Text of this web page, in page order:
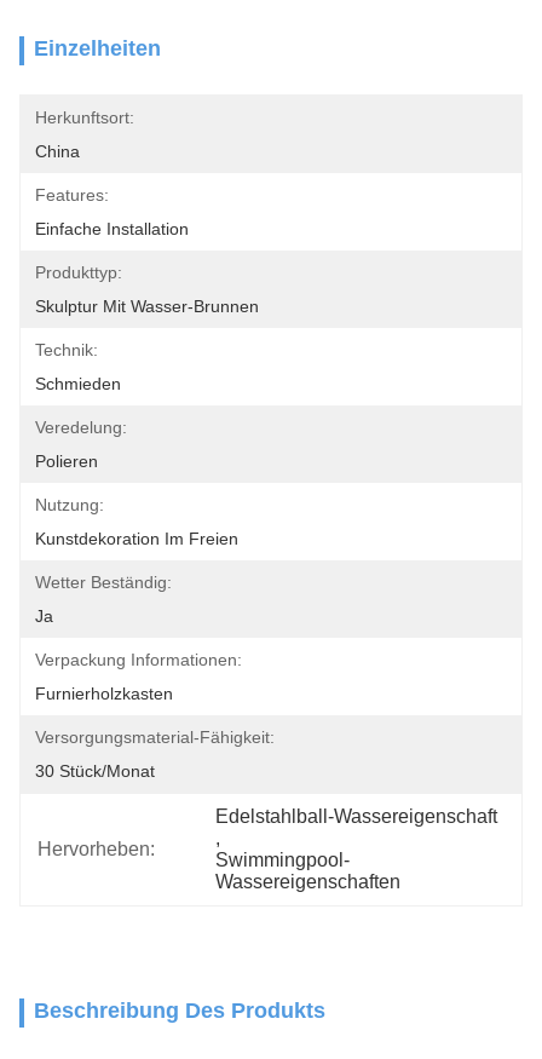
Einzelheiten
Herkunftsort:
China
Features:
Einfache Installation
Produkttyp:
Skulptur Mit Wasser-Brunnen
Technik:
Schmieden
Veredelung:
Polieren
Nutzung:
Kunstdekoration Im Freien
Wetter Beständig:
Ja
Verpackung Informationen:
Furnierholzkasten
Versorgungsmaterial-Fähigkeit:
30 Stück/Monat
Hervorheben:
Edelstahlball-Wassereigenschaft
,
Swimmingpool-
Wassereigenschaften
Beschreibung Des Produkts